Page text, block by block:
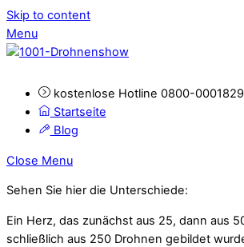
Skip to content
Menu
kostenlose Hotline 0800-0001829
Startseite
Blog
Close Menu
Sehen Sie hier die Unterschiede:
Ein Herz, das zunächst aus 25, dann aus
schließlich aus 250 Drohnen gebildet